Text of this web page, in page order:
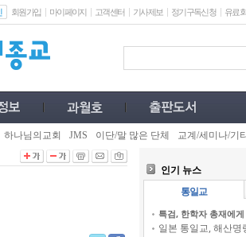
회원가입 마이페이지 고객센터 기사제보 정기구독신청 유료
하나님의교회 JMS 이단/말 많은 단체 교계/세미나/기
인기 뉴스
통일교
특검, 한학자 총재에
일본 통일교, 해산명